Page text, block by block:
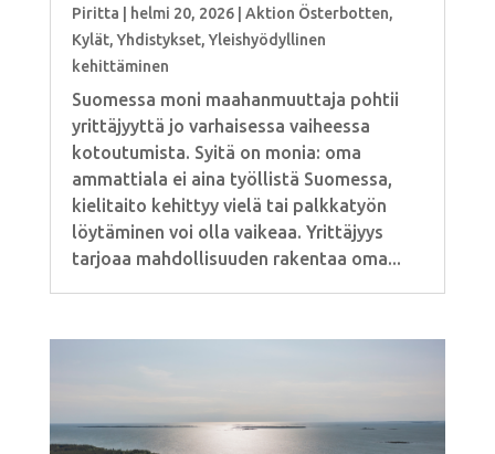
Piritta helmi 20, 2026| Aktion Österbotten,
Kylät,Yhdistykset,Yleishyödyllinen
kehittäminen
Suomessa moni maahanmuuttaja pohtii
yrittäjyyttä jo varhaisessa vaiheessa
kotoutumista. Syitä on monia: oma
ammattiala ei aina työllistä Suomessa,
kielitaito kehittyy vielä tai palkkatyön
löytäminen voi olla vaikeaa. Yrittäjyys
tarjoaa mahdollisuuden rakentaa oma...